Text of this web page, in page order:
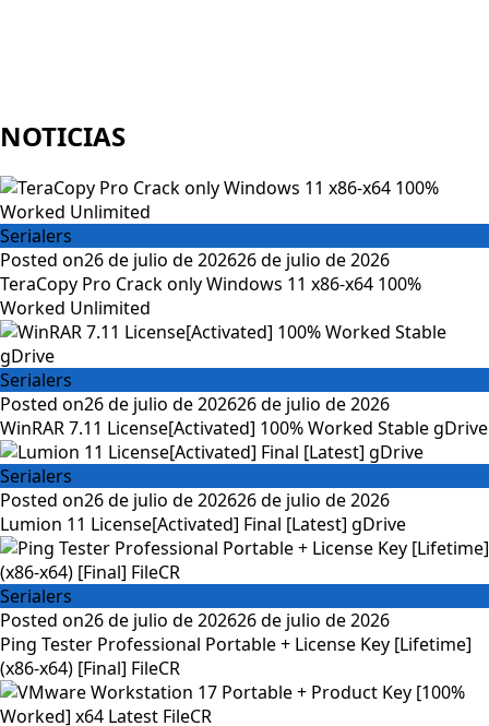
NOTICIAS
Serialers
Posted on26 de julio de 202626 de julio de 2026
TeraCopy Pro Crack only Windows 11 x86-x64 100%
Worked Unlimited
Serialers
Posted on26 de julio de 202626 de julio de 2026
WinRAR 7.11 License[Activated] 100% Worked Stable gDrive
Serialers
Posted on26 de julio de 202626 de julio de 2026
Lumion 11 License[Activated] Final [Latest] gDrive
Serialers
Posted on26 de julio de 202626 de julio de 2026
Ping Tester Professional Portable + License Key [Lifetime]
(x86-x64) [Final] FileCR